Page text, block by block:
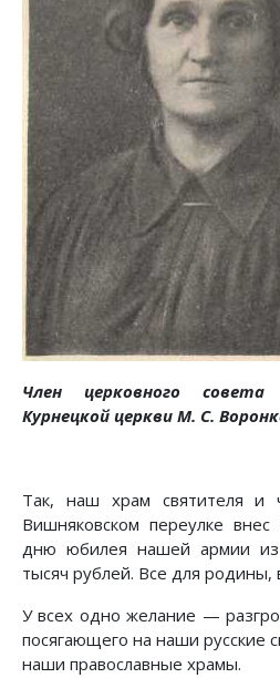
Член церковного совета
Курнецкой церкви М. С.
Так, наш храм святителя и
Вишняковском переулке
дню юбилея нашей армии
тысяч рублей. Все для родины,
У всех одно желание —
посягающего на наши русские
наши православные храмы.